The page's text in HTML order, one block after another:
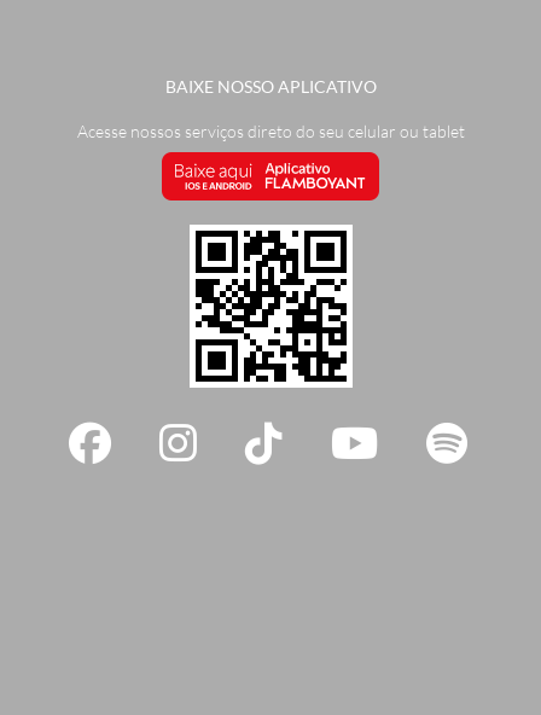
BAIXE NOSSO APLICATIVO
Acesse nossos serviços direto do seu celular ou tablet